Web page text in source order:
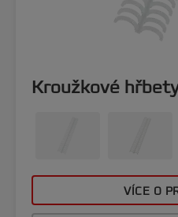
Kroužkové
VÍCE O